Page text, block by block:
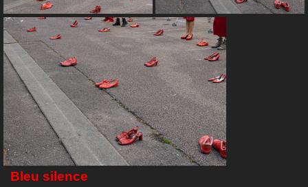
Bleu silence